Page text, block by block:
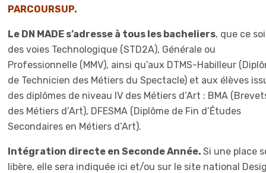
PARCOURSUP.
Le DN MADE s’adresse à tous les bacheliers, que ce
des voies Technologique (STD2A), Générale ou
Professionnelle (MMV), ainsi qu’aux DTMS-Habilleur
de Technicien des Métiers du Spectacle) et aux élèves
des diplômes de niveau IV des Métiers d’Art : BMA
des Métiers d’Art), DFESMA (Diplôme de Fin d’Études
Secondaires en Métiers d’Art).
Intégration directe en Seconde Année. Si une place
libère, elle sera indiquée ici et/ou sur le site national